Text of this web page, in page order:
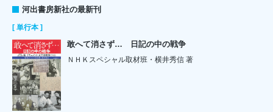
河出書房新社の最新刊
[ 単行本 ]
敢へて消さず… 日記の中の戦争
ＮＨＫスペシャル取材班・横井秀信 著